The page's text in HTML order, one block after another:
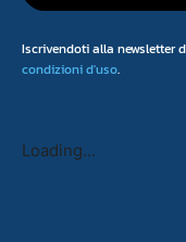
Iscrivendoti alla newsletter
condizioni d'uso.
Loading...